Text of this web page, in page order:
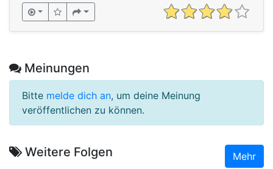
Meinungen
Bitte melde dich an, um deine Meinung
veröffentlichen zu können.
Weitere Folgen Mehr